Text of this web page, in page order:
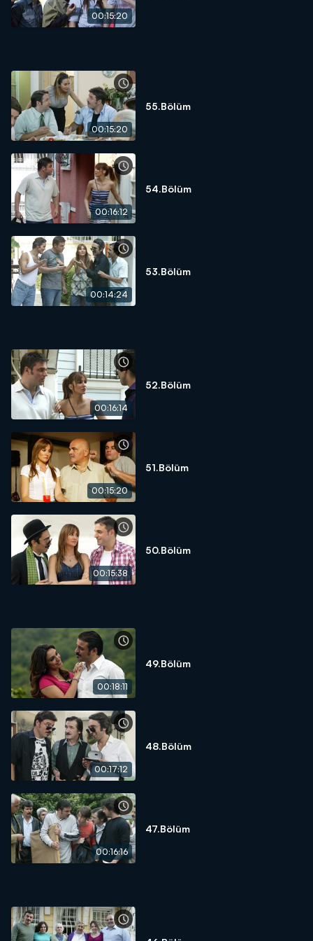
00:15:20
00:15:20
55.Bölüm
00:16:12
54.Bölüm
00:14:24
53.Bölüm
00:16:14
52.Bölüm
00:15:20
51.Bölüm
00:15:38
50.Bölüm
00:18:11
49.Bölüm
00:17:12
48.Bölüm
00:16:16
47.Bölüm